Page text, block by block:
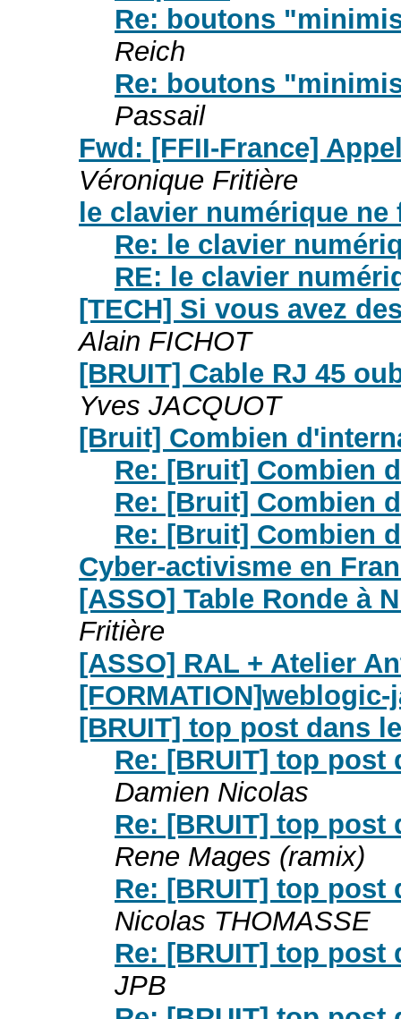
Re: boutons
Reich
Re: boutons
Passail
Fwd: [FFII-France]
Véronique Fritière
le clavier numérique
Re: le clavier
RE: le clavier
[TECH] Si vous avez
Alain FICHOT
[BRUIT] Cable RJ 45
Yves JACQUOT
[Bruit] Combien
Re: [Bruit] Combien
Re: [Bruit] Combien
Re: [Bruit] Combien
Cyber-activisme en
[ASSO] Table Ronde à
Fritière
[ASSO] RAL + Atelier
[BRUIT] top post dans
Re: [BRUIT] top
Damien Nicolas
Re: [BRUIT] top
Rene Mages (ramix)
Re: [BRUIT] top
Nicolas THOMASSE
Re: [BRUIT] top
JPB